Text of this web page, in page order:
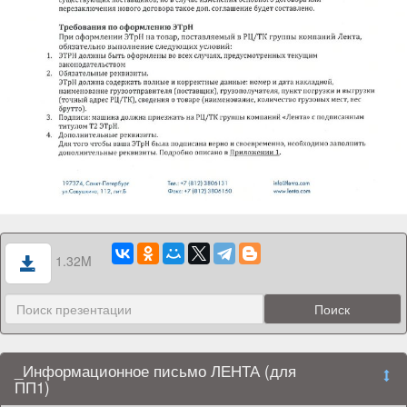
1.32M
_Информационное письмо ЛЕНТА (для
ПП1)